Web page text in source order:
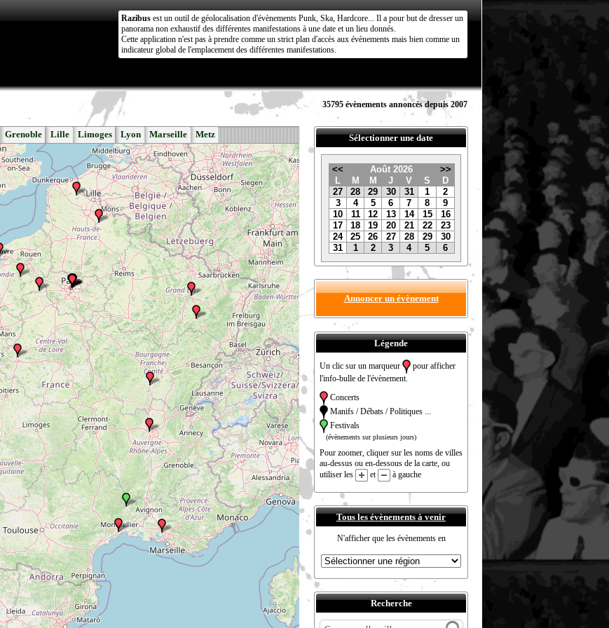
Razibus est un outil de géolocalisation d'évènements Punk, Ska, Hardcore... Il a pour but de dresser un
panorama non exhaustif des différentes manifestations à une date et un lieu donnés.
Cette application n'est pas à prendre comme un strict plan d'accès aux évènements mais bien comme un
indicateur global de l'emplacement des différentes manifestations.
35795 évènements annoncés depuis 2007
Grenoble Lille Limoges Lyon Marseille Metz Sélectionner une date
<< Août 2026
>>
L
M M J V S
D
27
28 29 30 31 1
2
3
4 5 6 7 8
9
10
11 12 13 14 15
16
17
18 19 20 21 22
23
24
25 26 27 28 29
30
31
1 2 3 4 5 6
Annoncer un évènement
Légende
Un clic sur un marqueur
pour afficher
l'info-bulle de l'évènement.
Concerts
Manifs / Débats / Politiques ...
Festivals
(évènements sur plusieurs jours)
Pour zoomer, cliquer sur les noms de villes
au-dessus ou en-dessous de la carte, ou
utiliser les
et à gauche
Tous les évènements à venir
N'afficher que les évènements en
Recherche